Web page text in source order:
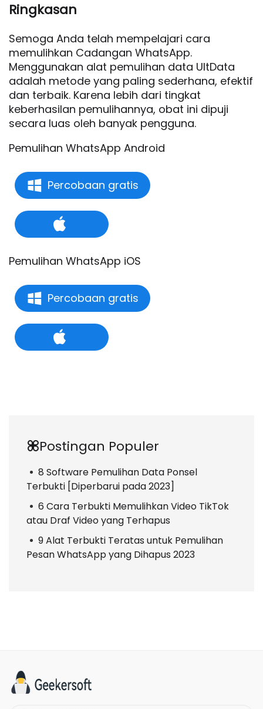
Ringkasan
Semoga Anda telah mempelajari cara
memulihkan Cadangan WhatsApp.
Menggunakan alat pemulihan data UltData
adalah metode yang paling sederhana, efektif
dan terbaik. Karena lebih dari tingkat
keberhasilan pemulihannya, obat ini dipuji
secara luas oleh banyak pengguna.
Pemulihan WhatsApp Android
Percobaan gratis
Pemulihan WhatsApp iOS
Percobaan gratis
Postingan Populer
8 Software Pemulihan Data Ponsel
Terbukti [Diperbarui pada 2023]
6 Cara Terbukti Memulihkan Video TikTok
atau Draf Video yang Terhapus
9 Alat Terbukti Teratas untuk Pemulihan
Pesan WhatsApp yang Dihapus 2023